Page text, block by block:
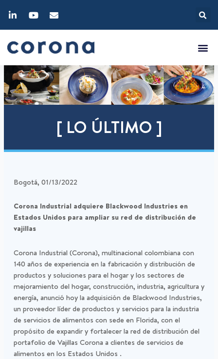
[ LO ÚLTIMO ]
Bogotá, 01/13/2022
Corona Industrial adquiere Blackwood Industries en
Estados Unidos para ampliar su red de distribución de
vajillas
Corona Industrial (Corona), multinacional colombiana con
140 años de experiencia en la fabricación y distribución de
productos y soluciones para el hogar y los sectores de
mejoramiento del hogar, construcción, industria, agricultura y
energía, anunció hoy la adquisición de Blackwood Industries,
un proveedor líder de productos y servicios para la industria
de servicios de alimentos con sede en Florida, con el
propósito de expandir y fortalecer la red de distribución del
portafolio de Vajillas Corona a clientes de servicios de
alimentos en los Estados Unidos .